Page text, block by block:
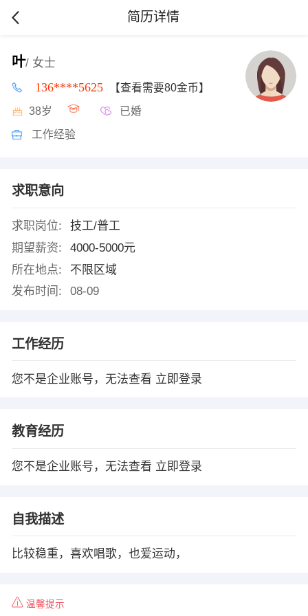
简历详情
叶/ 女士
136****5625 【查看需要80金币】
38岁 已婚
工作经验
求职意向
求职岗位:
技工/普工
期望薪资:
4000-5000元
所在地点:
不限区域
发布时间:
08-09
工作经历
您不是企业账号，无法查看 立即登录
教育经历
您不是企业账号，无法查看 立即登录
自我描述
比较稳重，喜欢唱歌，也爱运动，
温馨提示